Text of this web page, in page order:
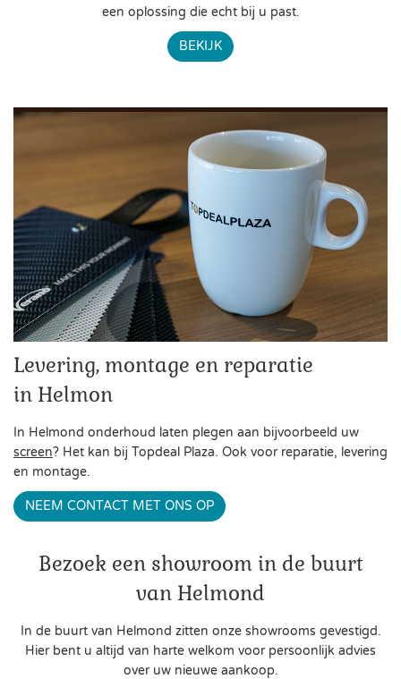
een oplossing die echt bij u past.
BEKIJK
Levering, montage en reparatie
in Helmon
In Helmond onderhoud laten plegen aan bijvoorbeeld uw
screen? Het kan bij Topdeal Plaza. Ook voor reparatie, levering
en montage.
NEEM CONTACT MET ONS OP
Bezoek een showroom in de buurt
van Helmond
In de buurt van Helmond zitten onze showrooms gevestigd.
Hier bent u altijd van harte welkom voor persoonlijk advies
over uw nieuwe aankoop.